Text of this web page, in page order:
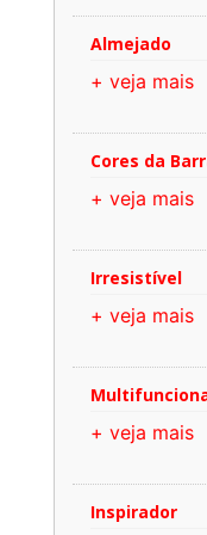
Almejado
+ veja mais
Cores da
+ veja mais
Irresistível
+ veja mais
+ veja mais
Inspirador